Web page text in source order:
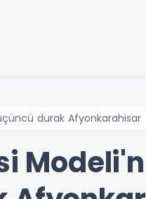
durak Afyonkarahisar